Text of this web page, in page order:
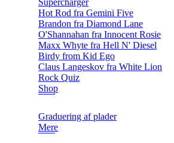
Hot Rod fra Gemini Five
Brandon fra Diamond Lane
O'Shannahan fra Innocent Rosie
Maxx Whyte fra Hell N' Diesel
Birdy from Kid Ego
Claus Langeskov fra White Lion
Rock Quiz
Shop
Graduering af plader
Mere